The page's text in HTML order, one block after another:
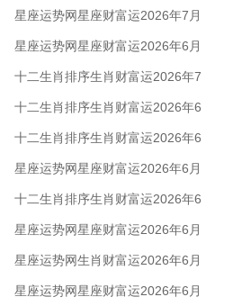
月27日—8月2日
星座运势网星座财富运2026年7月
星座运势网星座财富运2026年6月
29日-7月5日
十二生肖排序生肖财富运2026年7
月
十二生肖排序生肖财富运2026年6
月29日-7月5日
十二生肖排序生肖财富运2026年6
月22日-28日
星座运势网星座财富运2026年6月
22日-28日
十二生肖排序生肖财富运2026年6
月15日-21日
星座运势网星座财富运2026年6月
15日-21日
星座运势网生肖财富运2026年6月
8日-14日
星座运势网星座财富运2026年6月